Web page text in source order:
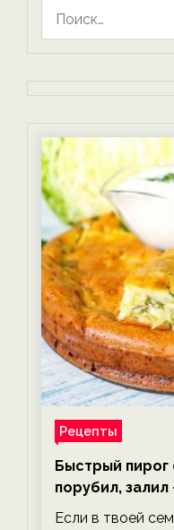
Рецепты
Быстрый пирог
порубил,
тревожась о
Если в твоей